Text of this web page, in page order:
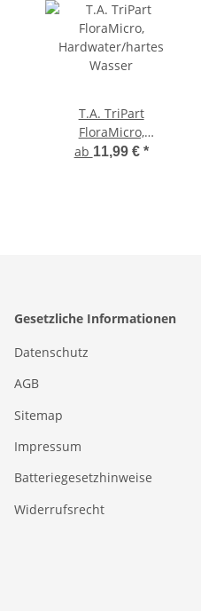
T.A. TriPart
FloraMicro,
Hardwater/hartes
ab 11,99 € *
Gesetzliche Informationen
Datenschutz
AGB
Sitemap
Impressum
Batteriegesetzhinweise
Widerrufsrecht